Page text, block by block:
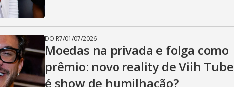
DO R7/01/07/2026
Moedas na privada e folga como
prêmio: novo reality de Viih Tube
é show de humilhação?